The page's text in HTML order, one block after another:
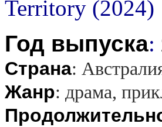
Год выпуска:
Страна:
Жанр: драма,